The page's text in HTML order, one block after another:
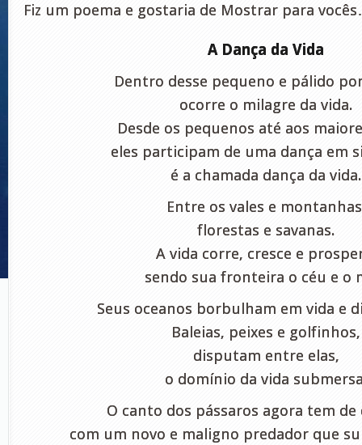
Fiz um poema e gostaria de Mostrar para
A Dança da Vida
Dentro desse pequeno e pálido
ocorre o milagre da vida.
Desde os pequenos até aos
eles participam de uma dança em
é a chamada dança da vida.
Entre os vales e
florestas e savanas.
A vida corre, cresce e
sendo sua fronteira o céu e o
Seus oceanos borbulham em vida e
Baleias, peixes e golfinhos,
disputam entre elas,
o domínio da vida
O canto dos pássaros agora tem
com um novo e maligno predador que